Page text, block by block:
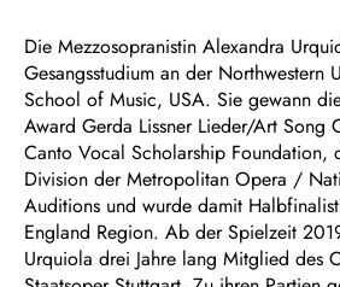
Die Mezzosopranistin Alexandra
Gesangsstudium an der Northwestern
School of Music, USA. Sie gewann
Award Gerda Lissner Lieder/Art Song
Canto Vocal Scholarship Foundation,
Division der Metropolitan Opera /
Auditions und wurde damit
England Region. Ab der Spielzeit
Urquiola drei Jahre lang Mitglied des